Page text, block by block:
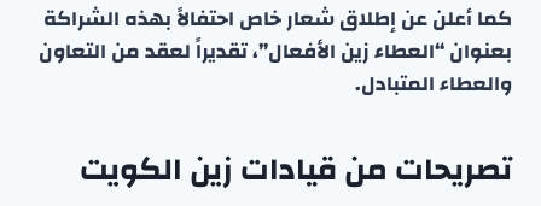
كما أعلن عن إطلاق شعار خاص احتفالاً بهذه الشراكة
بعنوان “العطاء زين الأفعال”، تقديراً لعقد من التعاون
والعطاء المتبادل.
تصريحات من قيادات زين الكويت